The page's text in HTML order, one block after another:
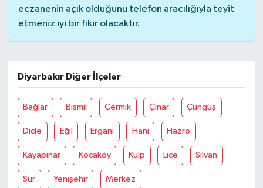
eczanenin açık olduğunu telefon aracılığıyla teyit
etmeniz iyi bir fikir olacaktır.
Diyarbakır Diğer İlçeler
Bağlar Bismil Çermik Çınar Çüngüş
Dicle Eğil Ergani Hani Hazro
Kayapınar Kocaköy Kulp Lice Silvan
Sur Yenişehir Merkez